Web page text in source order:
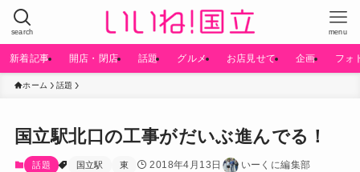
search menu
新着記事 開店・閉店 話題 グルメ お店見せて 企画 フォ
ホーム 話題
国立駅北口の工事がだいぶ進んでる！
話題 国立駅 東 2018年4月13日 いーくに編集部